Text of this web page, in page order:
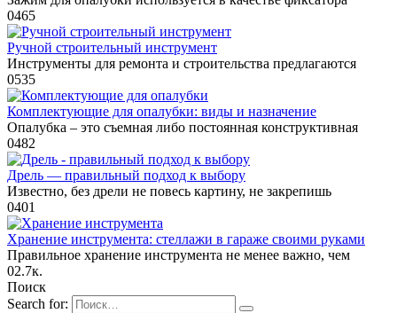
0465
Ручной строительный инструмент
Инструменты для ремонта и строительства предлагаются
0535
Комплектующие для опалубки: виды и назначение
Опалубка – это съемная либо постоянная конструктивная
0482
Дрель — правильный подход к выбору
Известно, без дрели не повесь картину, не закрепишь
0401
Хранение инструмента: стеллажи в гараже своими руками
Правильное хранение инструмента не менее важно, чем
02.7к.
Поиск
Search for: